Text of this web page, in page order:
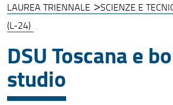
LAUREA TRIENNALE
SCIENZE E
(L-24)
DSU Toscana e
studio
Laurea Triennale
Lauree Magistrali